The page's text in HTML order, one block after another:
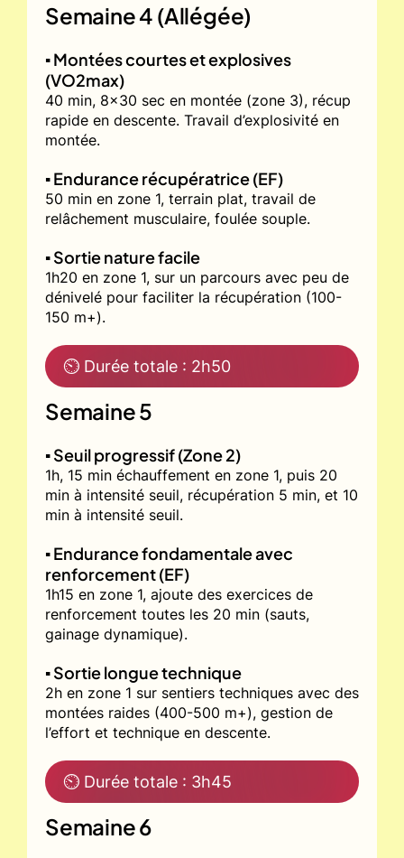
Semaine 4 (Allégée)
▪️ Montées courtes et explosives
(VO2max)
40 min, 8x30 sec en montée (zone 3), récup
rapide en descente. Travail d’explosivité en
montée.
▪️ Endurance récupératrice (EF)
50 min en zone 1, terrain plat, travail de
relâchement musculaire, foulée souple.
▪️ Sortie nature facile
1h20 en zone 1, sur un parcours avec peu de
dénivelé pour faciliter la récupération (100-
150 m+).
⏲ Durée totale : 2h50
Semaine 5
▪️ Seuil progressif (Zone 2)
1h, 15 min échauffement en zone 1, puis 20
min à intensité seuil, récupération 5 min, et 10
min à intensité seuil.
▪️ Endurance fondamentale avec
renforcement (EF)
1h15 en zone 1, ajoute des exercices de
renforcement toutes les 20 min (sauts,
gainage dynamique).
▪️ Sortie longue technique
2h en zone 1 sur sentiers techniques avec des
montées raides (400-500 m+), gestion de
l’effort et technique en descente.
⏲ Durée totale : 3h45
Semaine 6